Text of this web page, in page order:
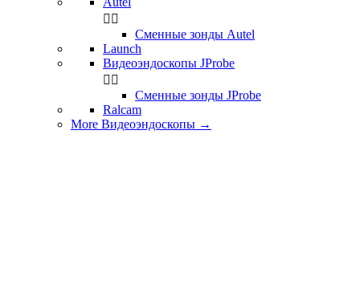
 
Сменные зонды Autel
Launch
Видеоэндоскопы JProbe
 
Сменные зонды JProbe
Ralcam
More Видеоэндоскопы →